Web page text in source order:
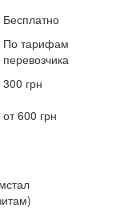
Бесплатно
По тарифам
перевозчика
300 грн
от 600 грн